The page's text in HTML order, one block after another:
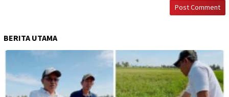
BERITA UTAMA